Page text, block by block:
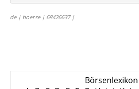
de | boerse | 68426637 |
Börsenlexikon